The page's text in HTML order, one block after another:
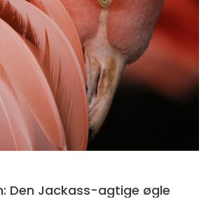
Den Jackass-agtige øgle